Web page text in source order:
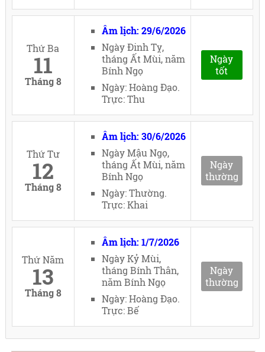
Thứ Ba
11
Tháng 8
Âm lịch: 29/6/2026
Ngày Đinh Tỵ,
tháng Ất Mùi, năm
Bính Ngọ
Ngày: Hoàng Đạo.
Trực: Thu
Ngày
tốt
Thứ Tư
12
Tháng 8
Âm lịch: 30/6/2026
Ngày Mậu Ngọ,
tháng Ất Mùi, năm
Bính Ngọ
Ngày: Thường.
Trực: Khai
Ngày
thường
Thứ Năm
13
Tháng 8
Âm lịch: 1/7/2026
Ngày Kỷ Mùi,
tháng Bính Thân,
năm Bính Ngọ
Ngày: Hoàng Đạo.
Trực: Bế
Ngày
thường